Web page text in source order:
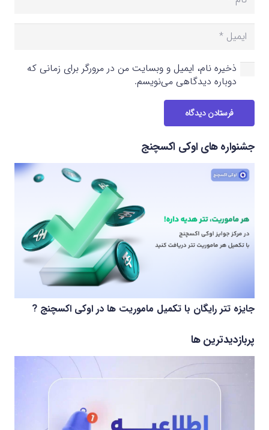
ذخیره نام، ایمیل و وبسایت من در مرورگر برای زمانی که
دوباره دیدگاهی می‌نویسم.
فرستادن دیدگاه
جشنواره های اوکی اکسچنج
جایزه تتر رایگان با تکمیل ماموریت ها در اوکی اکسچنج ?
پربازدیدترین ها